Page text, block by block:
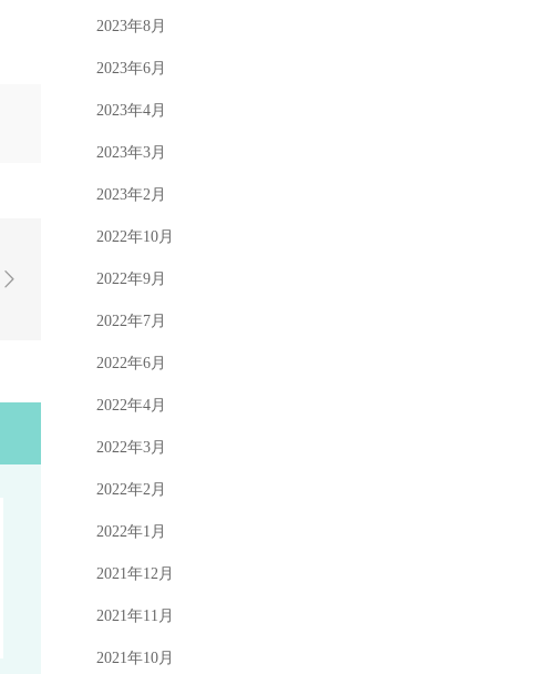
2023年8月
2023年6月
2023年4月
2023年3月
2023年2月
2022年10月
2022年9月
2022年7月
2022年6月
2022年4月
2022年3月
2022年2月
2022年1月
2021年12月
2021年11月
2021年10月